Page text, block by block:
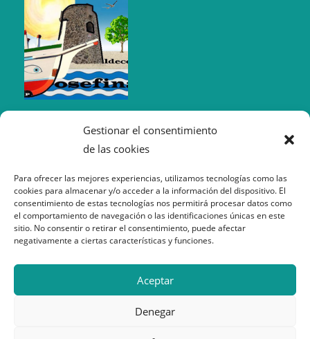
Gestionar el consentimiento
de las cookies
Para ofrecer las mejores experiencias, utilizamos tecnologías como las
cookies para almacenar y/o acceder a la información del dispositivo. El
consentimiento de estas tecnologías nos permitirá procesar datos como
el comportamiento de navegación o las identificaciones únicas en este
sitio. No consentir o retirar el consentimiento, puede afectar
negativamente a ciertas características y funciones.
Aceptar
Denegar